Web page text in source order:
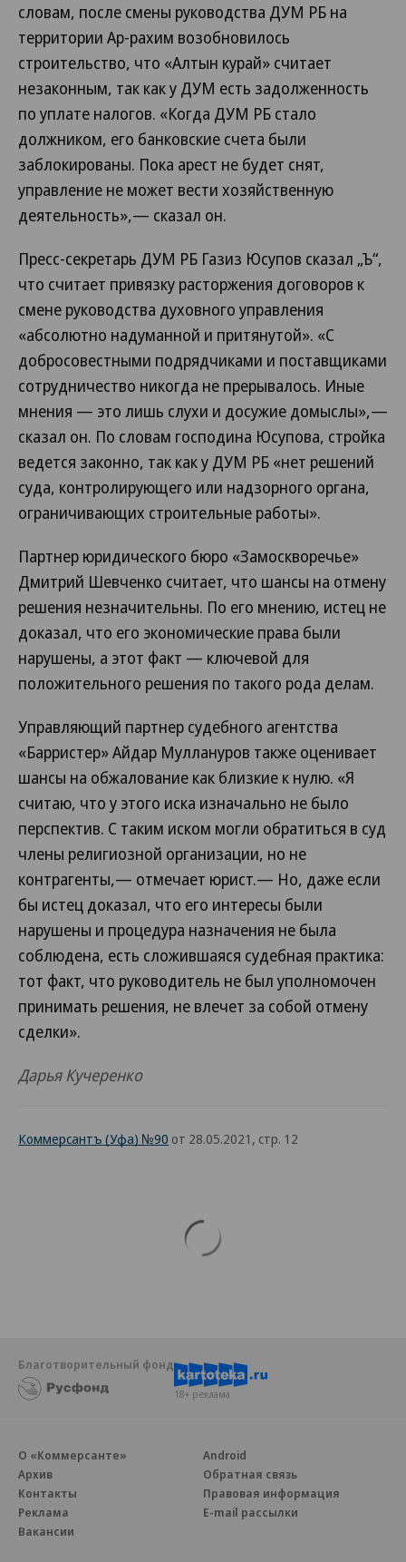
словам, после смены руководства ДУМ РБ на
территории Ар-рахим возобновилось
строительство, что «Алтын курай» считает
незаконным, так как у ДУМ есть задолженность
по уплате налогов. «Когда ДУМ РБ стало
должником, его банковские счета были
заблокированы. Пока арест не будет снят,
управление не может вести хозяйственную
деятельность»,— сказал он.
Пресс-секретарь ДУМ РБ Газиз Юсупов сказал „Ъ“,
что считает привязку расторжения договоров к
смене руководства духовного управления
«абсолютно надуманной и притянутой». «С
добросовестными подрядчиками и поставщиками
сотрудничество никогда не прерывалось. Иные
мнения — это лишь слухи и досужие домыслы»,—
сказал он. По словам господина Юсупова, стройка
ведется законно, так как у ДУМ РБ «нет решений
суда, контролирующего или надзорного органа,
ограничивающих строительные работы».
Партнер юридического бюро «Замоскворечье»
Дмитрий Шевченко считает, что шансы на отмену
решения незначительны. По его мнению, истец не
доказал, что его экономические права были
нарушены, а этот факт — ключевой для
положительного решения по такого рода делам.
Управляющий партнер судебного агентства
«Барристер» Айдар Муллануров также оценивает
шансы на обжалование как близкие к нулю. «Я
считаю, что у этого иска изначально не было
перспектив. С таким иском могли обратиться в суд
члены религиозной организации, но не
контрагенты,— отмечает юрист.— Но, даже если
бы истец доказал, что его интересы были
нарушены и процедура назначения не была
соблюдена, есть сложившаяся судебная практика:
тот факт, что руководитель не был уполномочен
принимать решения, не влечет за собой отмену
сделки».
Дарья Кучеренко
Коммерсантъ (Уфа) №90 от 28.05.2021, стр. 12
Благотворительный фонд
18+ реклама
О «Коммерсанте»
Архив
Контакты
Реклама
Вакансии
Android
Обратная связь
Правовая информация
E-mail рассылки